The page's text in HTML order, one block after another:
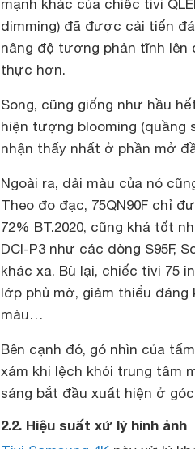
mạnh khác của chiếc tivi
dimming) đã được cải tiến
nâng độ tương phản tĩnh lên
thực hơn.
Song, cũng giống như hầu
hiện tượng blooming (quầng
nhận thấy nhất ở phần mở
Ngoài ra, dải màu của nó
Theo đo đạc, 75QN90F chỉ
72% BT.2020, cũng khá tốt
DCI-P3 như các dòng S95F,
khác xa. Bù lại, chiếc tivi 75
lớp phủ mờ, giảm thiểu
màu…
Bên cạnh đó, gó nhìn của
xám khi lệch khỏi trung tâm
sáng bắt đầu xuất hiện ở
2.2. Hiệu suất xử lý hình ảnh